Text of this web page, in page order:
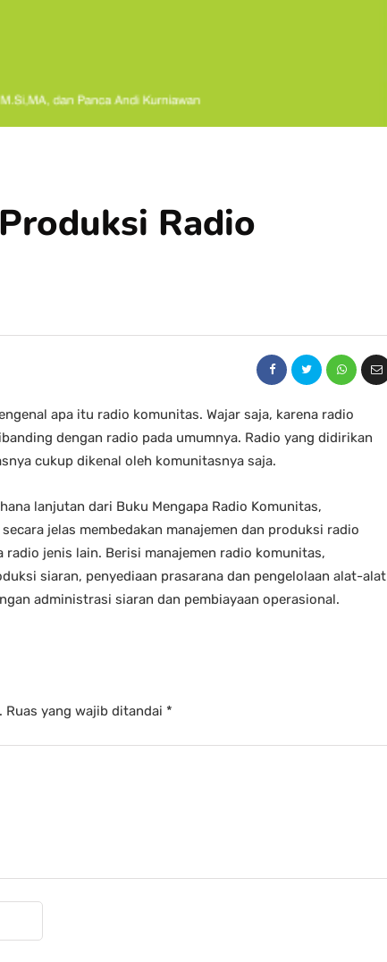
Radio
apa itu radio komunitas. Wajar saja, karena radio
dengan radio pada umumnya. Radio yang didirikan
cukup dikenal oleh komunitasnya saja.
lanjutan dari Buku Mengapa Radio Komunitas,
jelas membedakan manajemen dan produksi radio
jenis lain. Berisi manajemen radio komunitas,
siaran, penyediaan prasarana dan pengelolaan alat-alat
administrasi siaran dan pembiayaan operasional.
Ruas yang wajib ditandai *